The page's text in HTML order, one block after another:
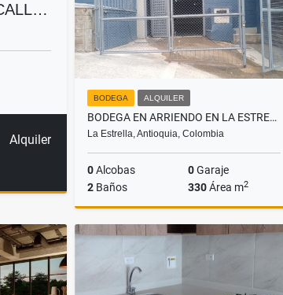
Alquiler
BODEGA ALQUILER
BODEGA EN ARRIENDO EN LA ESTRELLA, SECTOR ANCÓN
La Estrella, Antioquia, Colombia
0Alcobas 0Garaje
2 Baños 330Área m2
Alquiler